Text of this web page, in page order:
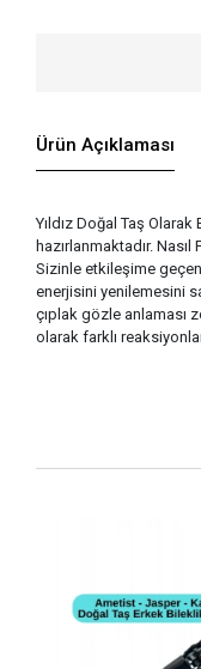
Ürün Açıklaması
Yıldız Doğal Taş
hazırlanmaktadır.
Sizinle etkileşime
enerjisini yenilemesini
çıplak gözle anlaması
olarak farklı